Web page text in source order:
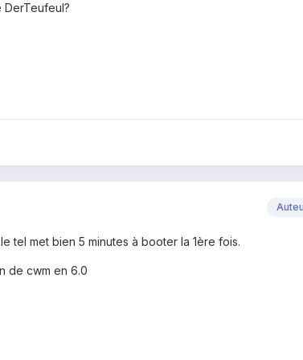
tel met bien 5 minutes à booter la 1ère fois.
de cwm en 6.0